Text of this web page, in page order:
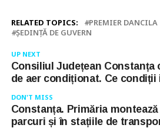
RELATED TOPICS: PREMIER DANCILA
ŞEDINŢĂ DE GUVERN
UP NEXT
Consiliul Județean Constanța
de aer condiționat. Ce condiții
DON'T MISS
Constanța. Primăria
parcuri și în stațiile de